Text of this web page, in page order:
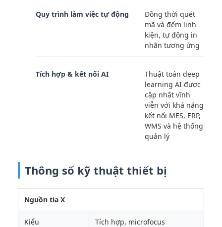
Quy trình làm việc tự động
Đồng thời quét
mã và đếm linh
kiện, tự động in
nhãn tương ứng
Tích hợp & kết nối AI
Thuật toán deep
learning AI được
cập nhật vĩnh
viễn với khả năng
kết nối MES, ERP,
WMS và hệ thống
quản lý
Thông số kỹ thuật thiết bị
Nguồn tia X
Kiểu Tích hợp, microfocus